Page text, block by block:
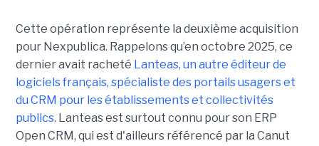
Cette opération représente la deuxième acquisition
pour Nexpublica. Rappelons qu’en octobre 2025, ce
dernier avait racheté Lanteas, un autre éditeur de
logiciels français, spécialiste des portails usagers et
du CRM pour les établissements et collectivités
publics. Lanteas est surtout connu pour son ERP
Open CRM, qui est d'ailleurs référencé par la Canut